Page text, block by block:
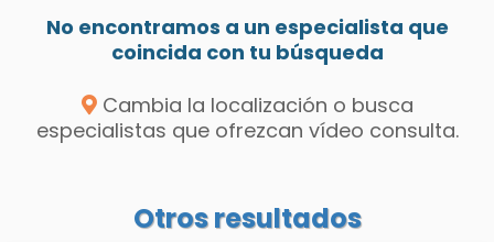
No encontramos a un especialista que
coincida con tu búsqueda
Cambia la localización o busca
especialistas que ofrezcan vídeo consulta.
Otros resultados